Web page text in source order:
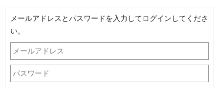
メールアドレスとパスワードを入力してログインしてくださ
い。